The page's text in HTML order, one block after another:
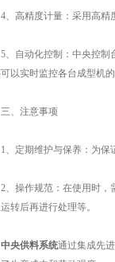
高精度计量：采用高精度
自动化控制：中央控制台
以实时监控各台成型机
注意事项
定期维护与保养：为保证
操作规范：在使用时，需
转后再进行处理等。
中央供料系统通过集成先